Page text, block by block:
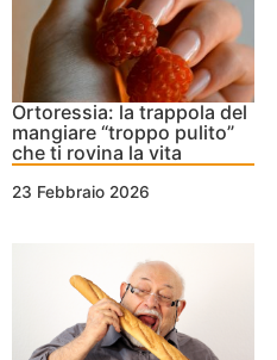
Ortoressia: la trappola del
mangiare “troppo pulito”
che ti rovina la vita
23 Febbraio 2026